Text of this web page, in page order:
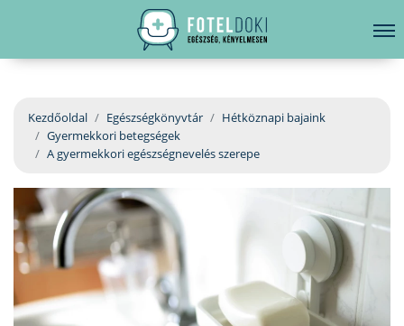
EGÉSZSÉGKÖNYVTÁR
BETEGSÉGKALAUZ
ÜGYELETKERESŐ
ORVOS VÁLASZOL
ORVOSKERESŐ
hirdetés
Kezdőoldal Egészségkönyvtár
Hétköznapi bajaink
Gyermekkori betegségek
A gyermekkori egészségnevelés szerepe